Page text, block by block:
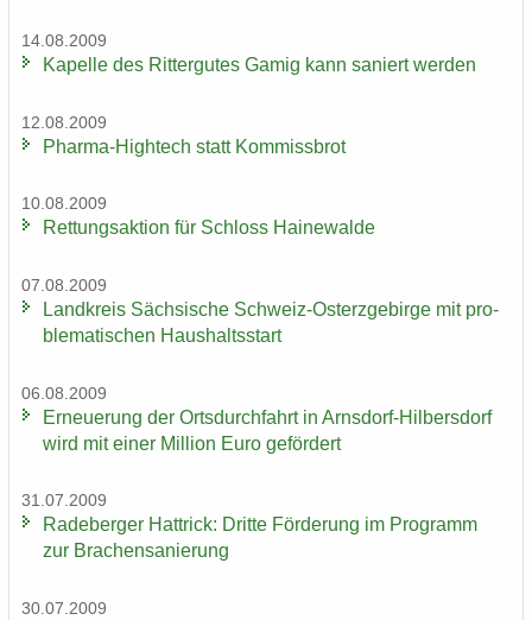
14.08.2009
Ka­pel­le des Rit­ter­gu­tes Gamig kann sa­niert wer­den
12.08.2009
Pharma-​Hightech statt Kom­miss­brot
10.08.2009
Ret­tungs­ak­ti­on für Schloss Hai­ne­wal­de
07.08.2009
Land­kreis Säch­si­sche Schweiz-​Osterzgebirge mit pro­
ble­ma­ti­schen Haus­halts­start
06.08.2009
Er­neue­rung der Orts­durch­fahrt in Arnsdorf-​Hilbersdorf
wird mit einer Mil­li­on Euro ge­för­dert
31.07.2009
Ra­de­ber­ger Hat­trick: Drit­te För­de­rung im Pro­gramm
zur Bra­chen­sa­nie­rung
30.07.2009